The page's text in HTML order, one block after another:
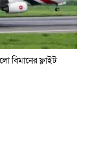
বিমানের ফ্লাইট